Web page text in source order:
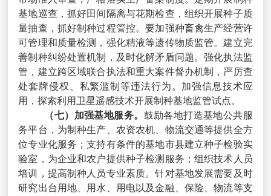
基地巡查，抓好田间隔离与花期检查，组织开展种子质
量抽查，抓好制种过程管控。要加强种畜禽生产经营许
可管理和质量检测，强化精液等遗传物质监管。建立完
善制种纠纷处置机制，及时化解矛盾问题。强化执法监
管，建立跨区域联合执法和重大案件督办机制，严厉查
处套牌侵权、私繁滥制等违法行为。加强信息技术应
用，探索利用卫星遥感技术开展制种基地监管试点。
（七）加强基地服务。 鼓励各地打造基地公共服
务平台，为制种生产、农资农机、物流交通等提供全方
位专业化服务；支持有条件的基地市县建立种子检验实
验室，为企业和农户提供种子检测服务；组织技术人员
培训，提高制种人员专业素质。针对基地发展需要及时
研究出台用地、用水、用电以及金融、保险、物流等支